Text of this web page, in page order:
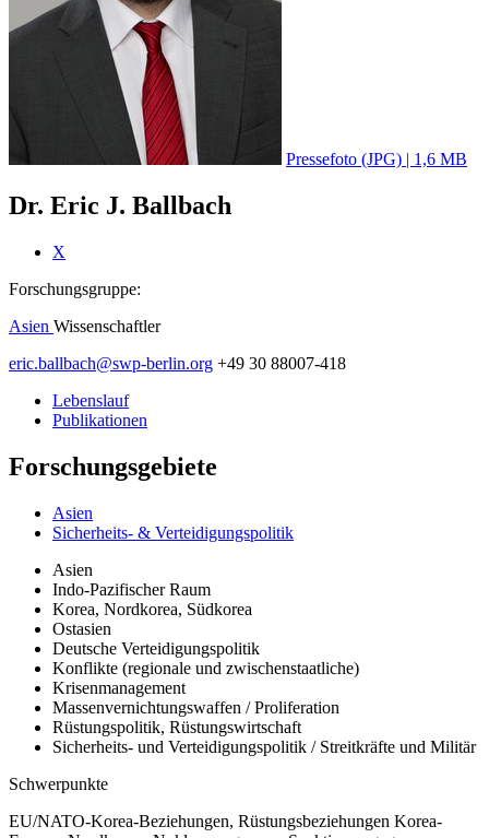
Pressefoto (JPG) | 1,6 MB
Dr. Eric J. Ballbach
X
Forschungsgruppe:
Asien Wissenschaftler
eric.ballbach@swp-berlin.org +49 30 88007-418
Lebenslauf
Publikationen
Forschungsgebiete
Asien
Sicherheits- & Verteidigungspolitik
Asien
Indo-Pazifischer Raum
Korea, Nordkorea, Südkorea
Ostasien
Deutsche Verteidigungspolitik
Konflikte (regionale und zwischenstaatliche)
Krisenmanagement
Massenvernichtungswaffen / Proliferation
Rüstungspolitik, Rüstungswirtschaft
Sicherheits- und Verteidigungspolitik / Streitkräfte und Militär
Schwerpunkte
EU/NATO-Korea-Beziehungen, Rüstungsbeziehungen Korea-